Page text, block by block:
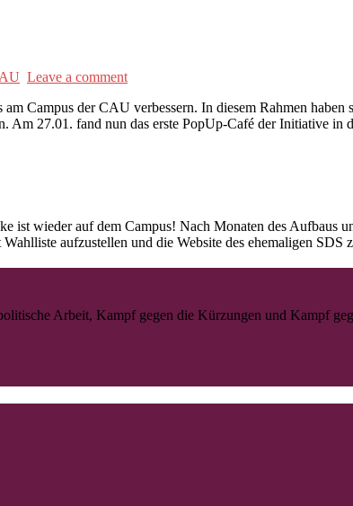
Leave a comment
Campus der CAU verbessern. In diesem Rahmen
Am 27.01. fand nun das erste PopUp-Café der Initiative
wieder auf dem Campus! Nach Monaten des Aufbaus
aufzustellen und die Website des ehemaligen
Arbeit, Kampf gegen die Kürzungen und Kampf